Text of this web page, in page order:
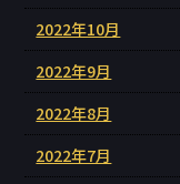
2022年10月
2022年9月
2022年8月
2022年7月